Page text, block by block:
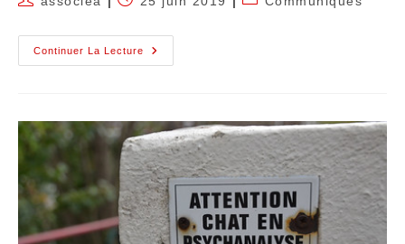
Continuer La Lecture